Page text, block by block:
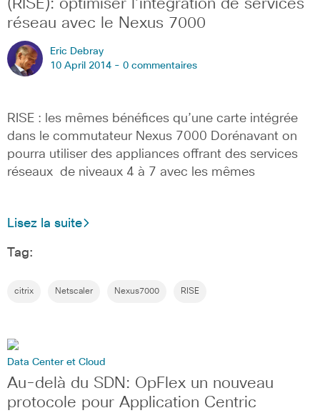
(RISE): optimiser l’intégration de services
réseau avec le Nexus 7000
Eric Debray
10 April 2014 - 0 commentaires
RISE : les mêmes bénéfices qu’une carte intégrée
dans le commutateur Nexus 7000 Dorénavant on
pourra utiliser des appliances offrant des services
réseaux de niveaux 4 à 7 avec les mêmes
Lisez la suite
Tag:
citrix Netscaler Nexus7000 RISE
Data Center et Cloud
Au-delà du SDN: OpFlex un nouveau
protocole pour Application Centric